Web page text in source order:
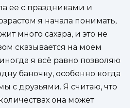
ее с праздниками и
я начала понимать,
много сахара, и это не
сказывается на моем
я всё равно позволяю
баночку, особенно когда
с друзьями. Я считаю, что
она может